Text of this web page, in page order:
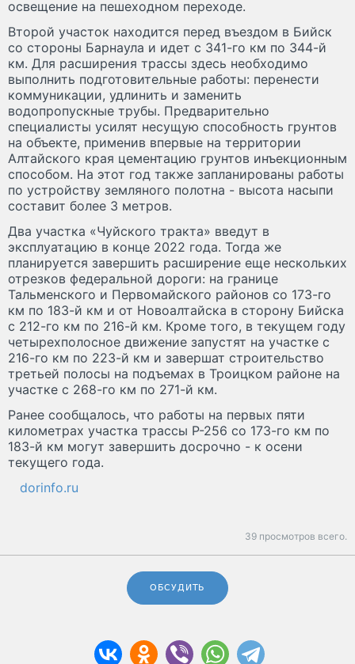
освещение на пешеходном переходе.
Второй участок находится перед въездом в Бийск
со стороны Барнаула и идет с 341-го км по 344-й
км. Для расширения трассы здесь необходимо
выполнить подготовительные работы: перенести
коммуникации, удлинить и заменить
водопропускные трубы. Предварительно
специалисты усилят несущую способность грунтов
на объекте, применив впервые на территории
Алтайского края цементацию грунтов инъекционным
способом. На этот год также запланированы работы
по устройству земляного полотна - высота насыпи
составит более 3 метров.
Два участка «Чуйского тракта» введут в
эксплуатацию в конце 2022 года. Тогда же
планируется завершить расширение еще нескольких
отрезков федеральной дороги: на границе
Тальменского и Первомайского районов со 173-го
км по 183-й км и от Новоалтайска в сторону Бийска
с 212-го км по 216-й км. Кроме того, в текущем году
четырехполосное движение запустят на участке с
216-го км по 223-й км и завершат строительство
третьей полосы на подъемах в Троицком районе на
участке с 268-го км по 271-й км.
Ранее сообщалось, что работы на первых пяти
километрах участка трассы Р-256 со 173-го км по
183-й км могут завершить досрочно - к осени
текущего года.
dorinfo.ru
39 просмотров всего.
ОБСУДИТЬ